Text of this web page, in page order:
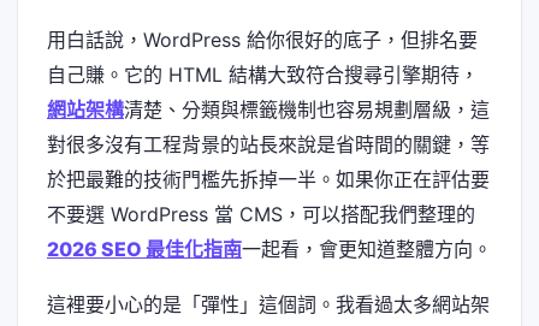
用白話說，WordPress 給你很好的底子，但排名要
自己賺。它的 HTML 結構大致符合搜尋引擎期待，
網站架構清楚、分類與標籤機制也容易規劃層級，這
對很多沒有工程背景的站長來說是省時間的關鍵，等
於把最難的技術門檻先拆掉一半。如果你正在評估要
不要選 WordPress 當 CMS，可以搭配我們整理的
2026 SEO 最佳化指南一起看，會更知道整體方向。
這裡要小心的是「彈性」這個詞。我看過太多網站架